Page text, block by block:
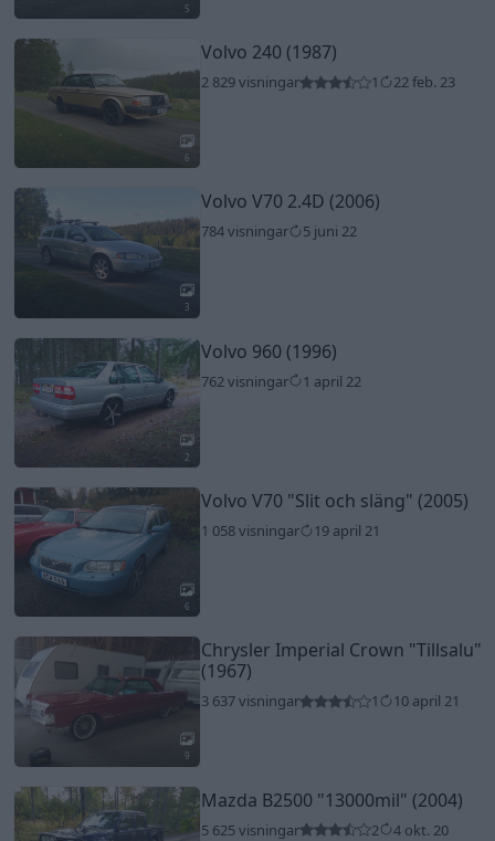
5
6
Volvo 240 (1987)
2 829 visningar 1 22 feb. 23
3
Volvo V70 2.4D (2006)
784 visningar 5 juni 22
2
Volvo 960 (1996)
762 visningar 1 april 22
6
Volvo V70 "Slit och släng" (2005)
1 058 visningar 19 april 21
9
Chrysler Imperial Crown "Tillsalu"
(1967)
3 637 visningar 1 10 april 21
Mazda B2500 "13000mil" (2004)
5 625 visningar 2 4 okt. 20